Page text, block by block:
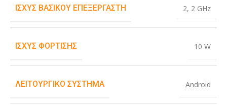
ΙΣΧΎΣ ΒΑΣΙΚΟΎ ΕΠΕΞΕΡΓΑΣΤΉ 2, 2 GHz
ΙΣΧΎΣ ΦΌΡΤΙΣΗΣ 10 W
ΛΕΙΤΟΥΡΓΙΚΌ ΣΎΣΤΗΜΑ Android